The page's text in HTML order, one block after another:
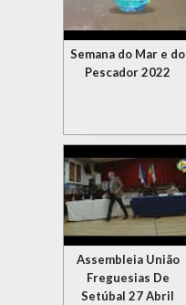
Semana do Mar e do
Pescador 2022
Assembleia União
Freguesias De
Setúbal 27 Abril